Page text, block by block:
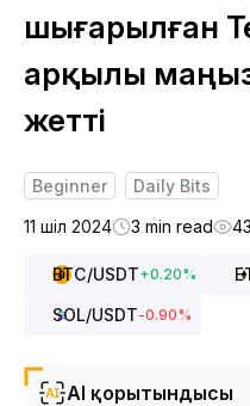
шығарылған
арқылы
жетті
Beginner
Daily Bits
11 шіл 2024
3 min read
BTC/USDT+0.20%
SOL/USDT-0.90%
AI қорытындысы